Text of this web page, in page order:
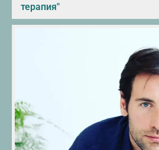
терапия"